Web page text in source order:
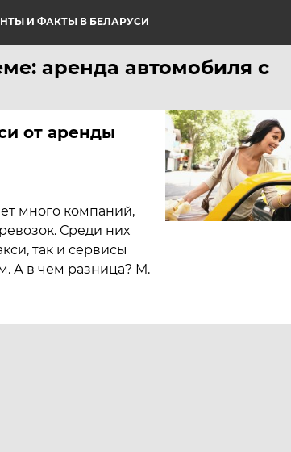
И ФАКТЫ В БЕЛАРУСИ
аренда автомобиля с
от аренды
много компаний,
Среди них
так и сервисы
А в чем разница? М.